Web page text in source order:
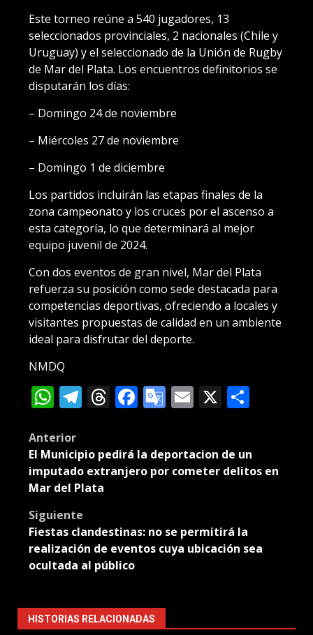
Este torneo reúne a 540 jugadores, 13
seleccionados provinciales, 2 nacionales (Chile y
Uruguay) y el seleccionado de la Unión de Rugby
de Mar del Plata. Los encuentros definitorios se
disputarán los días:
– Domingo 24 de noviembre
– Miércoles 27 de noviembre
– Domingo 1 de diciembre
Los partidos incluirán las etapas finales de la
zona campeonato y los cruces por el ascenso a
esta categoría, lo que determinará al mejor
equipo juvenil de 2024.
Con dos eventos de gran nivel, Mar del Plata
refuerza su posición como sede destacada para
competencias deportivas, ofreciendo a locales y
visitantes propuestas de calidad en un ambiente
ideal para disfrutar del deporte.
NMDQ
WhatsApp
Telegram
Threads
Facebook
Google
Email
X
Post
navigation
Anterior
El Municipio pedirá la deportacion de un
imputado extranjero por cometer delitos en
Mar del Plata
Siguiente
Fiestas clandestinas: no se permitirá la
realización de eventos cuya ubicación sea
ocultada al público
HISTORIAS RELACIONADAS